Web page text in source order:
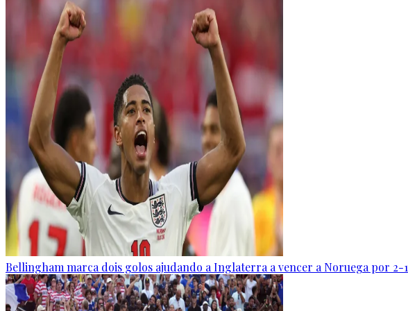
Bellingham marca dois golos ajudando a Inglaterra a vencer a Noruega por 2-1